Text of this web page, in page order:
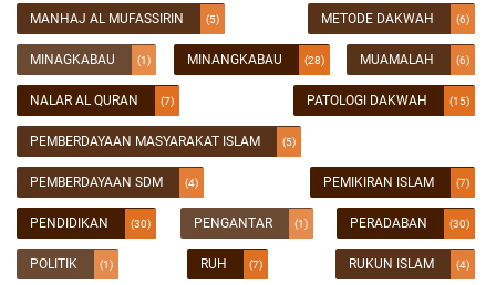
MANHAJ AL MUFASSIRIN (5) METODE DAKWAH (6)
MINAGKABAU (1) MINANGKABAU (28) MUAMALAH (6)
NALAR AL QURAN (7) PATOLOGI DAKWAH (15)
PEMBERDAYAAN MASYARAKAT ISLAM (5)
PEMBERDAYAAN SDM (4) PEMIKIRAN ISLAM (7)
PENDIDIKAN (30) PENGANTAR (1) PERADABAN (30)
POLITIK (1) RUH (7) RUKUN ISLAM (4)